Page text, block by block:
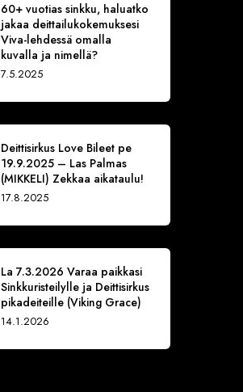
60+ vuotias sinkku, haluatko
jakaa deittailukokemuksesi
Viva-lehdessä omalla
kuvalla ja nimellä?
7.5.2025
Deittisirkus Love Bileet pe
19.9.2025 – Las Palmas
(MIKKELI) Zekkaa aikataulu!
17.8.2025
La 7.3.2026 Varaa paikkasi
Sinkkuristeilylle ja Deittisirkus
pikadeiteille (Viking Grace)
14.1.2026